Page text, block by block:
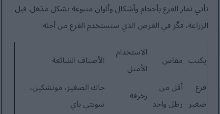
تأتي ثمار القرع بأحجام وأشكال وألوان متنوعة بشكل مذهل. قبل
الزراعة، فكّر في الغرض الذي ستستخدم القرع من أجله:
يكتب مقاس
الاستخدام
الأمثل
الأصناف الشائعة
قرع
صغير
أقل من
رطل واحد زخرفة
جاك الصغير، مونشكين،
سويتي باي